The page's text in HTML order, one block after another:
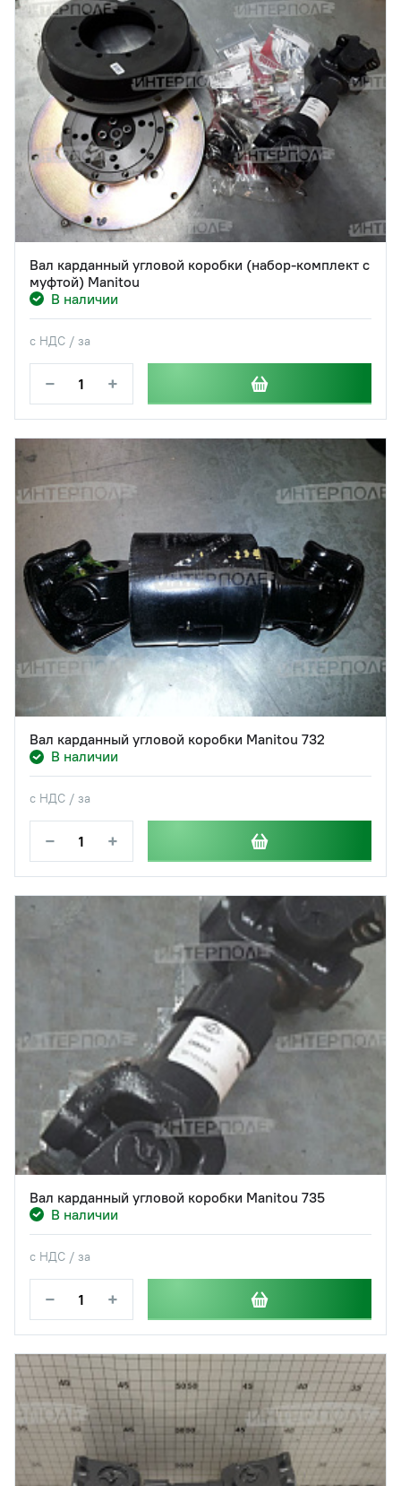
Вал карданный угловой коробки (набор-комплект с
муфтой) Manitou
В наличии
с НДС / за
− +
Вал карданный угловой коробки Manitou 732
В наличии
с НДС / за
− +
Вал карданный угловой коробки Manitou 735
В наличии
с НДС / за
− +